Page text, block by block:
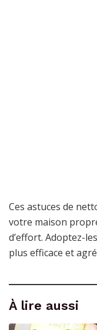
Ces astuces de
votre maison
d’effort. Adoptez-
plus efficace et
À lire aussi